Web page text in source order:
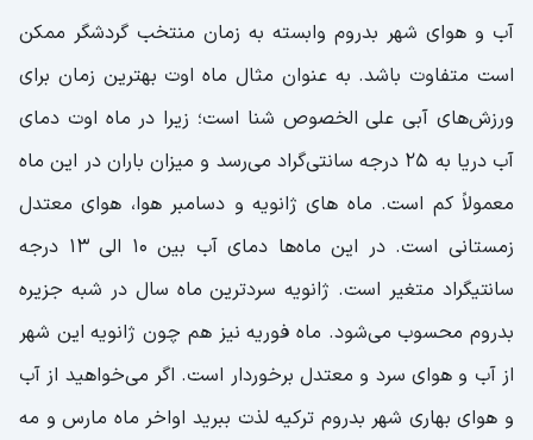
آب و هوای شهر بدروم وابسته به زمان منتخب گردشگر ممکن
است متفاوت باشد. به عنوان مثال ماه اوت بهترین زمان برای
ورزش‌های آبی علی الخصوص شنا است؛ زیرا در ماه اوت دمای
آب دریا به 25 درجه سانتی‌گراد می‌رسد و میزان باران در این ماه
معمولاً کم است. ماه های ژانویه و دسامبر هوا، هوای معتدل
زمستانی است. در این ماه‌ها دمای آب بین 10 الی 13 درجه
سانتیگراد متغیر است. ژانویه سردترین ماه سال در شبه جزیره
بدروم محسوب می‌شود. ماه فوریه نیز هم چون ژانویه این شهر
از آب و هوای سرد و معتدل برخوردار است. اگر می‌خواهید از آب
و هوای بهاری شهر بدروم ترکیه لذت ببرید اواخر ماه مارس و مه